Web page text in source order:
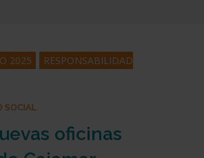
2025
RESPONSABILIDAD
SOCIAL
oficinas